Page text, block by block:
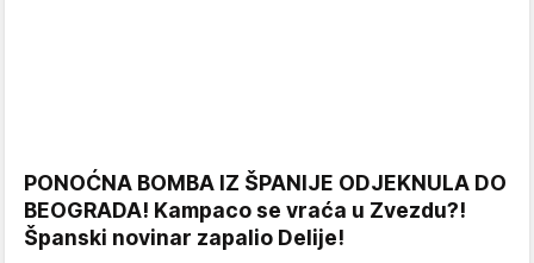
PONOĆNA BOMBA IZ ŠPANIJE ODJEKNULA DO
BEOGRADA! Kampaco se vraća u Zvezdu?!
Španski novinar zapalio Delije!